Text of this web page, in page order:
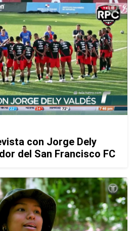
con Jorge Dely
del San Francisco FC